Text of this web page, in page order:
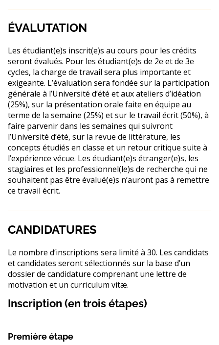
ÉVALUTATION
Les étudiant(e)s inscrit(e)s au cours pour les crédits
seront évalués. Pour les étudiant(e)s de 2e et de 3e
cycles, la charge de travail sera plus importante et
exigeante. L’évaluation sera fondée sur la participation
générale à l’Université d’été et aux ateliers d’idéation
(25%), sur la présentation orale faite en équipe au
terme de la semaine (25%) et sur le travail écrit (50%), à
faire parvenir dans les semaines qui suivront
l’Université d’été, sur la revue de littérature, les
concepts étudiés en classe et un retour critique suite à
l’expérience vécue. Les étudiant(e)s étranger(e)s, les
stagiaires et les professionnel(le)s de recherche qui ne
souhaitent pas être évalué(e)s n’auront pas à remettre
ce travail écrit.
CANDIDATURES
Le nombre d’inscriptions sera limité à 30. Les candidats
et candidates seront sélectionnés sur la base d’un
dossier de candidature comprenant une lettre de
motivation et un curriculum vitæ.
Inscription (en trois étapes)
Première étape